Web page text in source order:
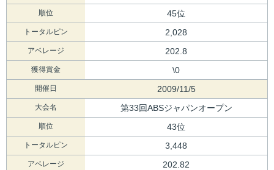
順位 45位
トータルピン 2,028
アベレージ 202.8
獲得賞金 \0
開催日 2009/11/5
大会名 第33回ABSジャパンオープン
順位 43位
トータルピン 3,448
アベレージ 202.82